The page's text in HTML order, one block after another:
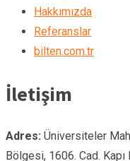
Hakkımızda
Referanslar
bilten.com.tr
İletişim
Adres: Üniversiteler
Bölgesi, 1606. Cad.